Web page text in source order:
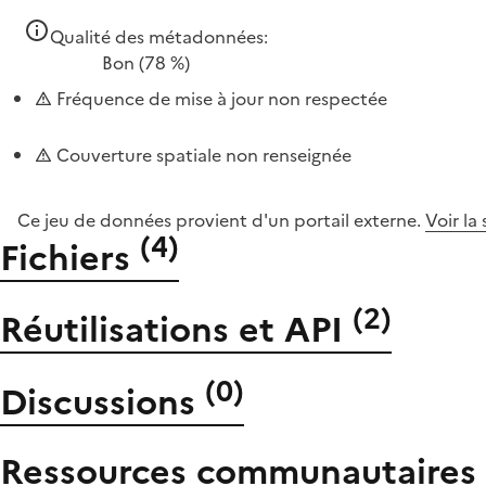
Qualité des métadonnées:
Bon (78 %)
Fréquence de mise à jour non respectée
Couverture spatiale non renseignée
Ce jeu de données provient d'un portail externe. Voir la
Fichiers (4)
Réutilisations et API (2)
Discussions (0)
Ressources communautaires